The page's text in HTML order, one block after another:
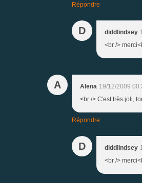
Répondre
D diddlindsey
<br />
A Alena 19/12/2009
<br /> C'est très joli,
Répondre
D diddlindsey
<br />